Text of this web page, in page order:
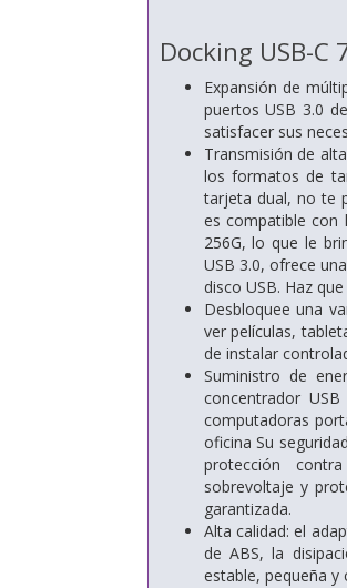
Docking USB-C
Expansión de
puertos USB 3.0
satisfacer sus
Transmisión de
los formatos de
tarjeta dual, no te
es compatible con
256G, lo que le
USB 3.0, ofrece
disco USB. Haz
Desbloquee una
ver películas,
de instalar
Suministro de
concentrador
computadoras
oficina Su
protección
sobrevoltaje y
garantizada.
Alta calidad: el
de ABS, la
estable, pequeña y